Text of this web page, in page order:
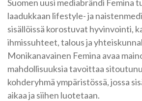
Suomen uusi mediabrändi Femina
laadukkaan lifestyle- ja
sisällöissä korostuvat hyvinvointi,
ihmissuhteet, talous ja
Monikanavainen Femina avaa
mahdollisuuksia tavoittaa
kohderyhmä ympäristössä, jossa
aikaa ja siihen luotetaan.